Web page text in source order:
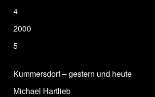
4
2000
5
Kummersdorf – gestern und heute
Michael Hartlieb